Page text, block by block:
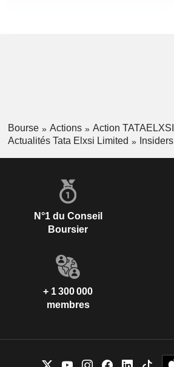
Bourse Actions
Action TATAELXSI
Actualités Tata Elxsi Limited
Insiders
N°1 du Conseil
Boursier
+ 1 300 000
membres